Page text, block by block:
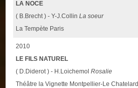
LA NOCE
( B.Brecht ) - Y-J.CollinLa soeur
La Tempète Paris
2010
LE FILS NATUREL
( D.Diderot ) - H.LoichemolRosalie
Théâtre la Vignette Montpellier-Le Chatelard